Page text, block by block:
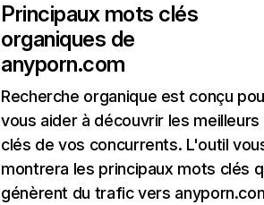
Principaux mots clés
organiques de
anyporn.com
Recherche organique est conçu
vous aider à découvrir les
clés de vos concurrents. L'outil
montrera les principaux mots clés
génèrent du trafic vers